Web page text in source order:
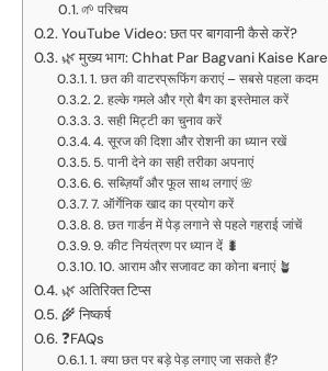
🌱 परिचय
YouTube Video: छत पर बागवानी कैसे करें?
🌿 मुख्य भाग: Chhat Par Bagvani Kaise Kare
1. छत की वाटरप्रूफिंग कराएं – सबसे पहला कदम
2. हल्के गमले और ग्रो बैग का इस्तेमाल करें
3. सही मिट्टी का चुनाव करें
4. सूरज की दिशा और रोशनी का ध्यान रखें
5. पानी देने का सही तरीका अपनाएं
6. सब्ज़ियाँ और फूल साथ लगाएं 🌸
7. ऑर्गेनिक खाद का प्रयोग करें
8. छत गार्डन में पेड़ लगाने से पहले गहराई जांचें
9. कीट नियंत्रण पर ध्यान दें 🐛
10. आराम और सजावट का कोना बनाएं 🪴
🌿 अतिरिक्त टिप्स
🌾 निष्कर्ष
❓FAQs
1. क्या छत पर बड़े पेड़ लगाए जा सकते हैं?